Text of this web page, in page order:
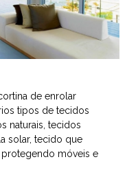
de enrolar
tipos de tecidos
naturais, tecidos
solar, tecido que
móveis e